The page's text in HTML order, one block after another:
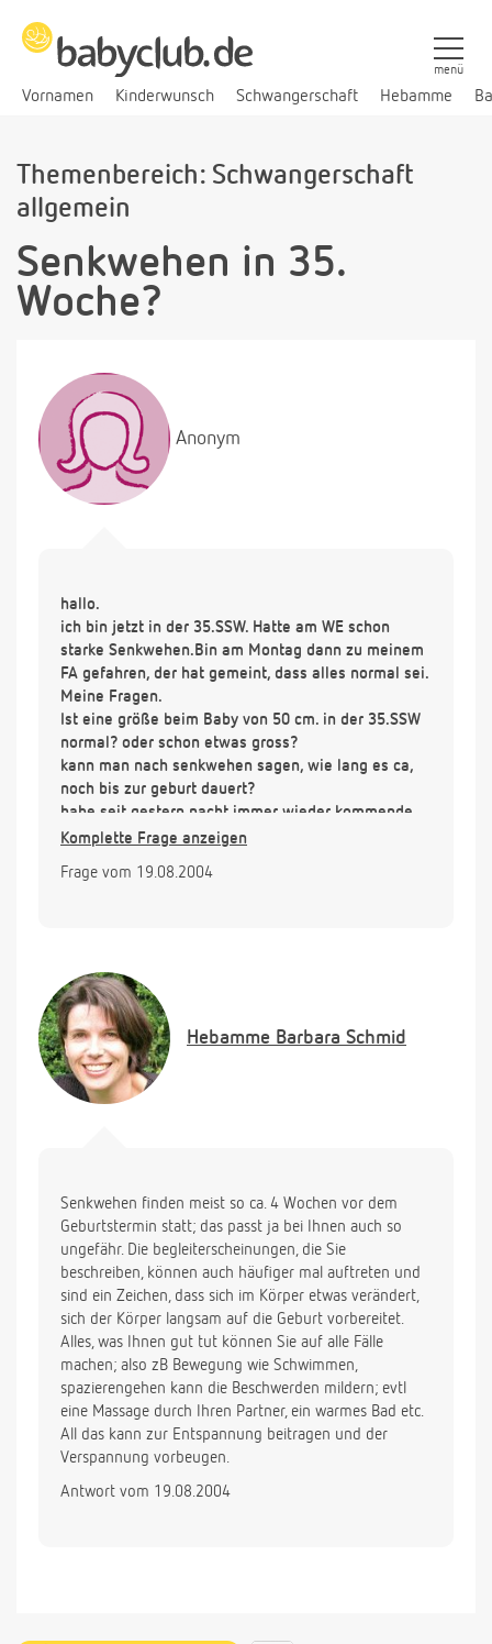
Vornamen Kinderwunsch Schwangerschaft Hebamme
menü
Themenbereich: Schwangerschaft
allgemein
Senkwehen in 35.
Woche?
Anonym
hallo.
ich bin jetzt in der 35.SSW. Hatte am WE schon
starke Senkwehen.Bin am Montag dann zu meinem
FA gefahren, der hat gemeint, dass alles normal sei.
Meine Fragen.
Ist eine größe beim Baby von 50 cm. in der 35.SSW
normal? oder schon etwas gross?
kann man nach senkwehen sagen, wie lang es ca,
noch bis zur geburt dauert?
habe seit gestern nacht immer wieder kommende
bauchschmerzen. (wie periodenschmerzen) sind das
Komplette Frage anzeigen
Frage vom 19.08.2004
Hebamme Barbara Schmid
Senkwehen finden meist so ca. 4 Wochen vor dem
Geburtstermin statt; das passt ja bei Ihnen auch so
ungefähr. Die begleiterscheinungen, die Sie
beschreiben, können auch häufiger mal auftreten und
sind ein Zeichen, dass sich im Körper etwas verändert,
sich der Körper langsam auf die Geburt vorbereitet.
Alles, was Ihnen gut tut können Sie auf alle Fälle
machen; also zB Bewegung wie Schwimmen,
spazierengehen kann die Beschwerden mildern; evtl
eine Massage durch Ihren Partner, ein warmes Bad etc.
All das kann zur Entspannung beitragen und der
Verspannung vorbeugen.
Antwort vom 19.08.2004